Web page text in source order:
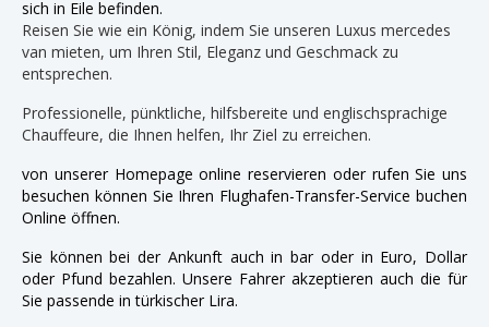
sich in Eile befinden.
Reisen Sie wie ein König, indem Sie unseren Luxus mercedes
van mieten, um Ihren Stil, Eleganz und Geschmack zu
entsprechen.
Professionelle, pünktliche, hilfsbereite und englischsprachige
Chauffeure, die Ihnen helfen, Ihr Ziel zu erreichen.
von unserer Homepage online reservieren oder rufen Sie uns
besuchen können Sie Ihren Flughafen-Transfer-Service buchen
Online öffnen.
Sie können bei der Ankunft auch in bar oder in Euro, Dollar
oder Pfund bezahlen. Unsere Fahrer akzeptieren auch die für
Sie passende in türkischer Lira.